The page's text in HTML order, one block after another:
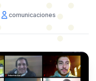
comunicaciones